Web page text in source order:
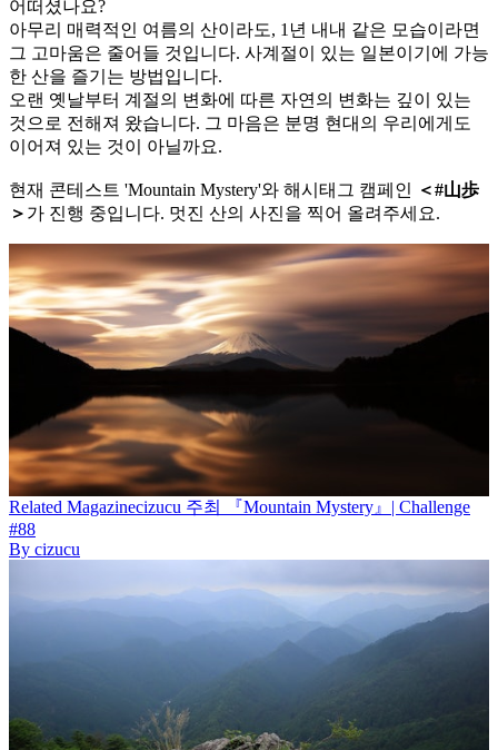
어떠셨나요?
아무리 매력적인 여름의 산이라도, 1년 내내 같은 모습이라면
그 고마움은 줄어들 것입니다. 사계절이 있는 일본이기에 가능
한 산을 즐기는 방법입니다.
오랜 옛날부터 계절의 변화에 따른 자연의 변화는 깊이 있는
것으로 전해져 왔습니다. 그 마음은 분명 현대의 우리에게도
이어져 있는 것이 아닐까요.
현재 콘테스트 'Mountain Mystery'와 해시태그 캠페인 ＜#山歩
＞ 가 진행 중입니다. 멋진 산의 사진을 찍어 올려주세요.
Related Magazinecizucu 주최 『Mountain Mystery』| Challenge
#88
By cizucu